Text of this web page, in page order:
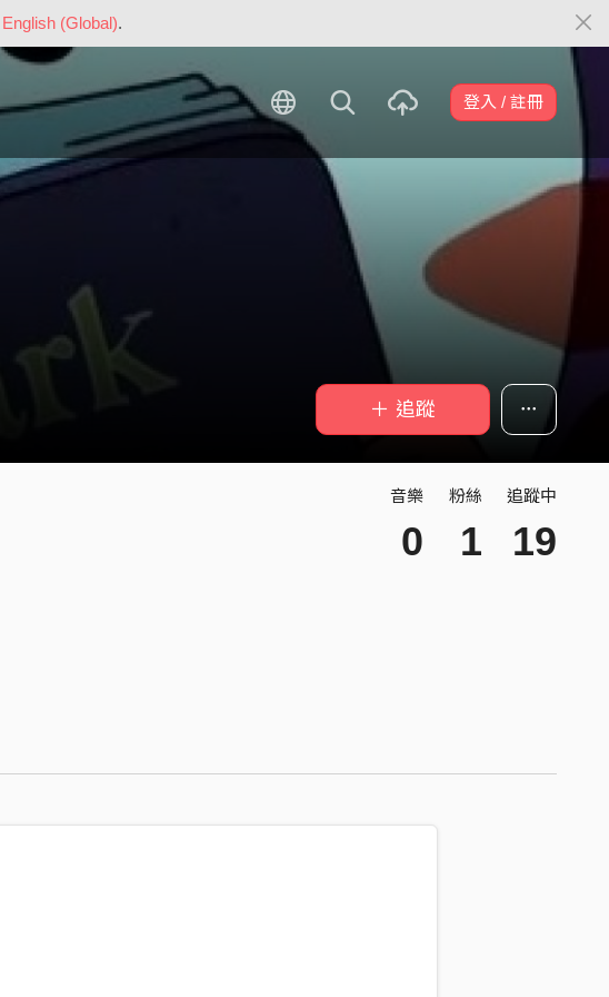
English (Global).
登入 / 註冊
＋ 追蹤
音樂
0
粉絲
1
追蹤中
19